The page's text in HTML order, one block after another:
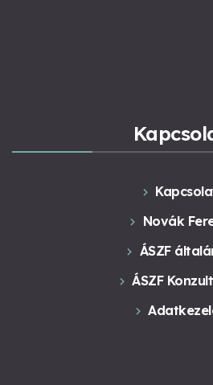
Novák
ÁSZF
ÁSZF